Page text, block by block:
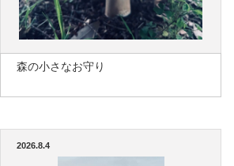
森の小さなお守り
2026.8.4